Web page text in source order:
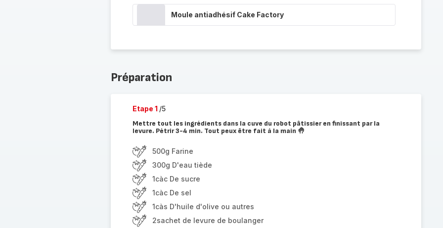
Moule antiadhésif Cake Factory
Préparation
Etape 1 /5
Mettre tout les ingrédients dans la cuve du robot pâtissier en finissant par la
levure. Pétrir 3-4 min. Tout peux être fait à la main 🤚
500g Farine
300g D'eau tiède
1càc De sucre
1càc De sel
1càs D'huile d'olive ou autres
2sachet de levure de boulanger